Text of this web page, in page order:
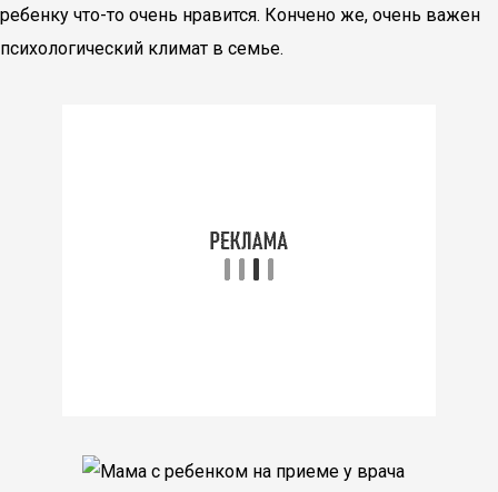
ребенку что-то очень нравится. Кончено же, очень важен
психологический климат в семье.